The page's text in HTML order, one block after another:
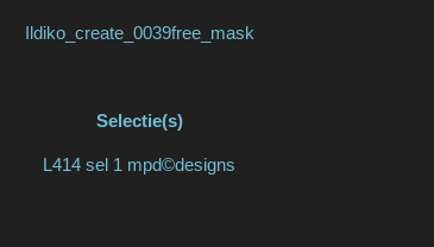
Ildiko_create_0039free_mask
Selectie(s)
L414 sel 1 mpd©designs